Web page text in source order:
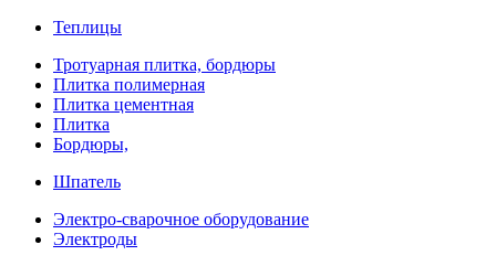
Теплицы
Тротуарная плитка, бордюры
Плитка полимерная
Плитка цементная
Плитка
Бордюры,
Шпатель
Электро-сварочное оборудование
Электроды